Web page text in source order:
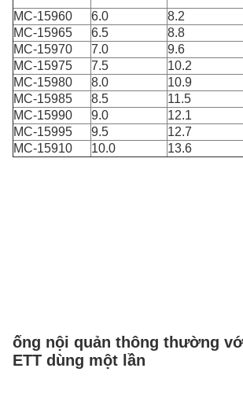
MC-15960
6.0 8.2
MC-15965
6.5 8.8
MC-15970
7.0 9.6
MC-15975
7.5 10.2
MC-15980
8.0 10.9
MC-15985
8.5 11.5
MC-15990
9.0 12.1
MC-15995
9.5 12.7
MC-15910
10.0 13.6
ống nội quản thông thường
ETT dùng một lần